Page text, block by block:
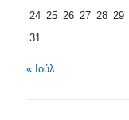
24 25 26 27 28 29
31
« Ιούλ